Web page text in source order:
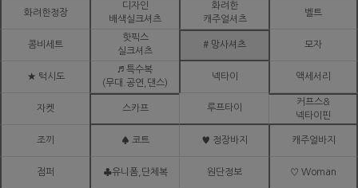
화려한정장
디자인
배색실크셔츠
화려한
캐주얼셔츠
벨트
콤비세트
핫픽스
실크셔츠
# 망사셔츠 모자
★ 턱시도
♬ 특수복
(무대.공연,댄스)
넥타이 액세서리
자켓 스카프 루프타이
커프스&
넥타이핀
조끼 ♠ 코트 ♥ 정장바지 캐주얼바지
점퍼 ♣유니폼,단체복 원단정보 ♡ Woman